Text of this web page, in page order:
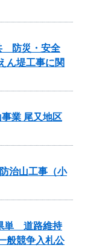
防災・安全
ん堤工事に関
事業 尾又地区
治山工事（小
単 道路維持
般競争入札公